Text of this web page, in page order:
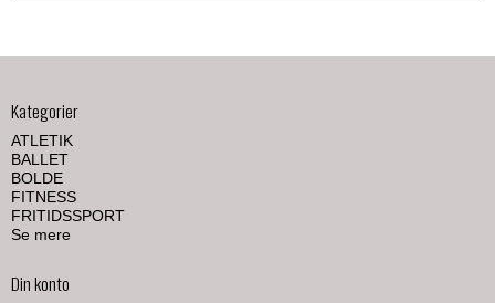
Kategorier
ATLETIK
BALLET
BOLDE
FITNESS
FRITIDSSPORT
Se mere
Din konto